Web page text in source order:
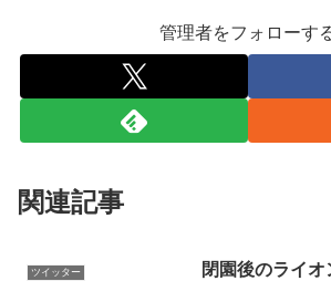
管理者をフォローす
関連記事
ツイッター
閉園後のライ